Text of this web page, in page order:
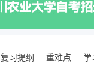
复习提纲 重难点 学